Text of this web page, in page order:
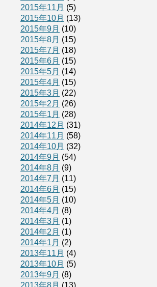
2015年11月 (5)
2015年10月 (13)
2015年9月 (10)
2015年8月 (15)
2015年7月 (18)
2015年6月 (15)
2015年5月 (14)
2015年4月 (15)
2015年3月 (22)
2015年2月 (26)
2015年1月 (28)
2014年12月 (31)
2014年11月 (58)
2014年10月 (32)
2014年9月 (54)
2014年8月 (9)
2014年7月 (11)
2014年6月 (15)
2014年5月 (10)
2014年4月 (8)
2014年3月 (1)
2014年2月 (1)
2014年1月 (2)
2013年11月 (4)
2013年10月 (5)
2013年9月 (8)
2013年8月 (13)